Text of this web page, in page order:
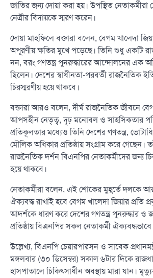
জাতির জন্য দোয়া করা হয়। উপস্থিত নেতাকর্মীরা
নেত্রীর বিদায়কে স্মরণ করেন।
দোয়া মাহফিলে বক্তারা বলেন, বেগম খালেদা
অপূরণীয় ক্ষতির মুখে পড়েছে। তিনি শুধু একটি
নন, বরং গণতন্ত্র পুনরুদ্ধারের আন্দোলনের এক
ছিলেন। দেশের স্বাধীনতা-পরবর্তী রাজনৈতিক
চিরস্মরণীয় হয়ে থাকবে।
বক্তারা আরও বলেন, দীর্ঘ রাজনৈতিক জীবনে
আপসহীন নেতৃত্ব, দৃঢ় মনোবল ও সাহসিকতার
প্রতিকূলতার মধ্যেও তিনি দেশের গণতন্ত্র,
মৌলিক অধিকার প্রতিষ্ঠায় সংগ্রাম করে গেছেন।
রাজনৈতিক দর্শন বিএনপির নেতাকর্মীদের জন্য
হয়ে থাকবে।
নেতাকর্মীরা বলেন, এই শোকের মুহূর্তে দলকে
ঐক্যবদ্ধ রাখাই হবে বেগম খালেদা জিয়ার প্রতি
আদর্শকে ধারণ করে দেশের গণতন্ত্র পুনরুদ্ধার ও
প্রতিষ্ঠায় বিএনপির সকল নেতাকর্মী
উল্লেখ্য, বিএনপি চেয়ারপারসন ও সাবেক
মঙ্গলবার (৩০ ডিসেম্বর) সকাল ৬টার দিকে
হাসপাতালে চিকিৎসাধীন অবস্থায় মারা যান।